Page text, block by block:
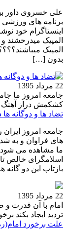
علی خسروی داور
برنامه های ورزشی
اینستاگرام خود
المپیک میدرخشند
المپیک
بدون […]
22 مرداد 1395
جامعه امروز ما
کشکمش دراز آهنگ
تضاد ها و دوگانه
جامعه امروز ایران
های فراوان و به
ما مشاهده می شود.
اسلامگرای
بازتاب این دو گانه
22 مرداد 1395
امام با آن قدرت
تردید ایجاد بکند
علت برخورد